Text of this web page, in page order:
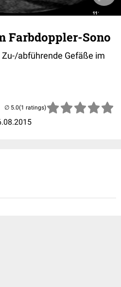
Farbdoppler-Sono
abführende Gefäße im
(1 ratings)